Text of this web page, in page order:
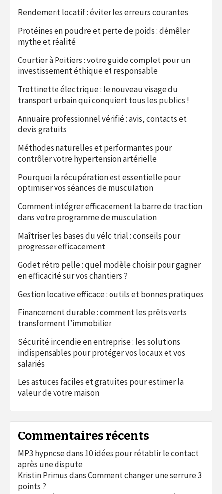
Rendement locatif : éviter les erreurs courantes
Protéines en poudre et perte de poids : démêler
mythe et réalité
Courtier à Poitiers : votre guide complet pour un
investissement éthique et responsable
Trottinette électrique : le nouveau visage du
transport urbain qui conquiert tous les publics !
Annuaire professionnel vérifié : avis, contacts et
devis gratuits
Méthodes naturelles et performantes pour
contrôler votre hypertension artérielle
Pourquoi la récupération est essentielle pour
optimiser vos séances de musculation
Comment intégrer efficacement la barre de traction
dans votre programme de musculation
Maîtriser les bases du vélo trial : conseils pour
progresser efficacement
Godet rétro pelle : quel modèle choisir pour gagner
en efficacité sur vos chantiers ?
Gestion locative efficace : outils et bonnes pratiques
Financement durable : comment les prêts verts
transforment l’immobilier
Sécurité incendie en entreprise : les solutions
indispensables pour protéger vos locaux et vos
salariés
Les astuces faciles et gratuites pour estimer la
valeur de votre maison
Commentaires récents
MP3 hypnosedans 10 idées pour rétablir le contact
après une dispute
Kristin PrimusdansComment changer une serrure 3
points ?